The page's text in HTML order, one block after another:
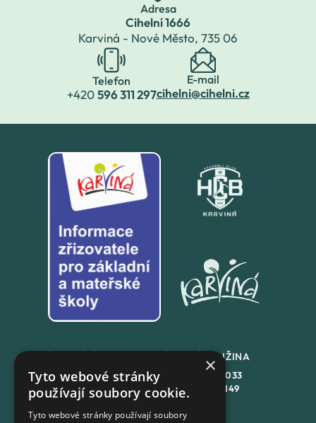
Adresa
Cihelní 1666
Karviná - Nové Město, 735 06
Telefon
+420596 311 297
E-mail
cihelni@cihelni.cz
+420558 846 032
+420702 167 150
ŠKOLNÍ DRUŽINA
558 846 033
+420
702 167 149
×
Tyto webové stránky
používají soubory cookie.
Tyto webové stránky používají soubory